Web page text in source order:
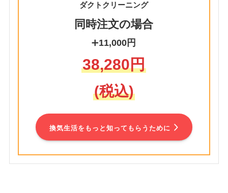
ダクトクリーニング
同時注文の場合
➕11,000円
38,280円
(税込)
換気生活をもっと知ってもらうために